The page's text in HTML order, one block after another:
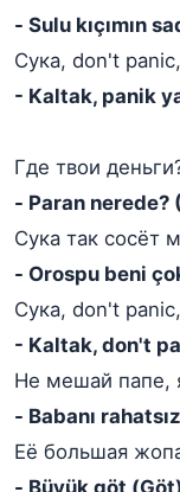
- Sulu kıçımın
Сука, don't
- Kaltak, panik
Где твои
- Paran
Сука так сосёт
- Orospu beni
Сука, don't
- Kaltak, don't
Не мешай папе,
- Babanı
Её большая
- Büyük göt